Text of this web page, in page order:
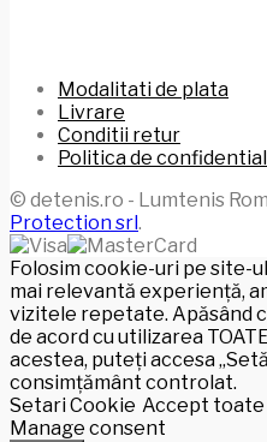
Modalitati de plata
Livrare
Conditii retur
Politica de
© detenis.ro - Lumtenis
Protection srl .
Folosim cookie-uri pe site-
mai relevantă experiență,
vizitele repetate. Apăsând
de acord cu utilizarea
acestea, puteți accesa
consimțământ controlat.
Setari Cookie Accept toate
Manage consent